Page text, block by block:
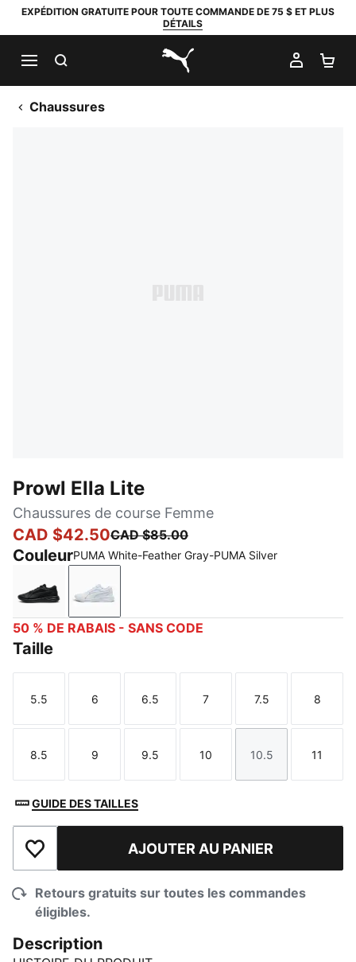
EXPÉDITION GRATUITE POUR TOUTE COMMANDE DE 75 $ ET PLUS
DÉTAILS
PUMA.com
MON
Chaussures
Prowl Ella Lite
Chaussures de course Femme
CAD $42.50CAD $85.00
CouleurPUMA White-Feather Gray-PUMA Silver
PUMA Black-PUMA Silver
PUMA White-Feather Gray-PUMA Silver
50 % DE RABAIS - SANS CODE
Taille
Taille
5.5
Taille
6
Taille
6.5
Taille
7
Taille
7.5
Taille
8
Taille
8.5
Taille
9
Taille
9.5
Taille
10
Taille
10.5
Taille
11
GUIDE DES TAILLES
Ajouter à la liste de souhaits
AJOUTER AU PANIER
Retours gratuits sur toutes les commandes
éligibles.
Description